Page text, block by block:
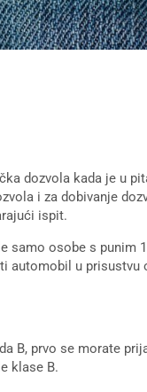
dozvola kada je u
i za dobivanje
ispit.
samo osobe s punim
automobil u
B, prvo se morate
klase B.